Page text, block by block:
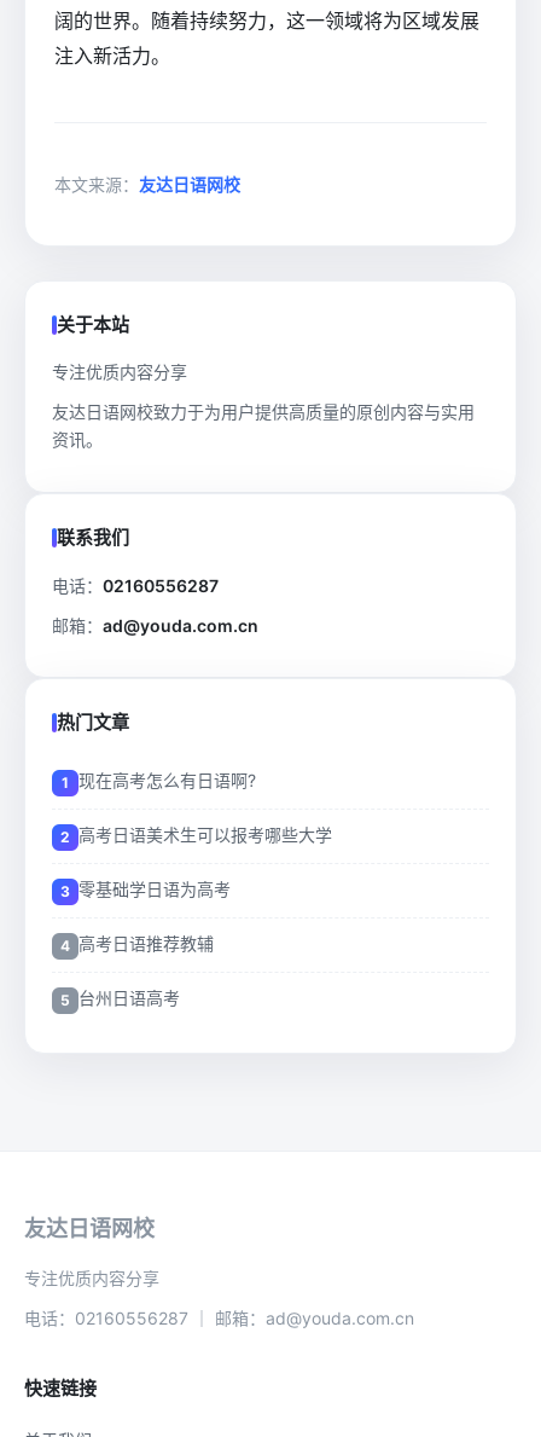
阔的世界。随着持续努力，这一领域将为区域发展
注入新活力。
本文来源： 友达日语网校
关于本站
专注优质内容分享
友达日语网校致力于为用户提供高质量的原创内容与实用
资讯。
联系我们
电话： 02160556287
邮箱： ad@youda.com.cn
热门文章
现在高考怎么有日语啊?
高考日语美术生可以报考哪些大学
零基础学日语为高考
高考日语推荐教辅
台州日语高考
友达日语网校
专注优质内容分享
电话：02160556287 ｜ 邮箱：ad@youda.com.cn
快速链接